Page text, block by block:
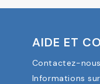
AIDE ET
Contactez-nous
Informations